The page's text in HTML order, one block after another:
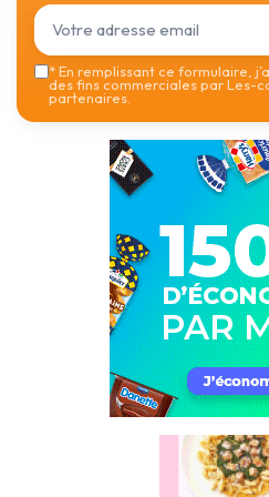
*En remplissant ce formulaire,
des fins commerciales par Les-
partenaires.